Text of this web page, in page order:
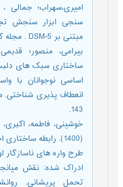
سنجی ابزار سنجش
مبتنی بر DSM-5 . مجله کومش. 20(4). 699-704.
ساختاری سبک های
اساسی نوجوانان با
143.
خوشینی، فاطمه،
(1400). رابطه
طرح واره های ناسازگار
ادراک شده: نقش
تحمل پریشانی.